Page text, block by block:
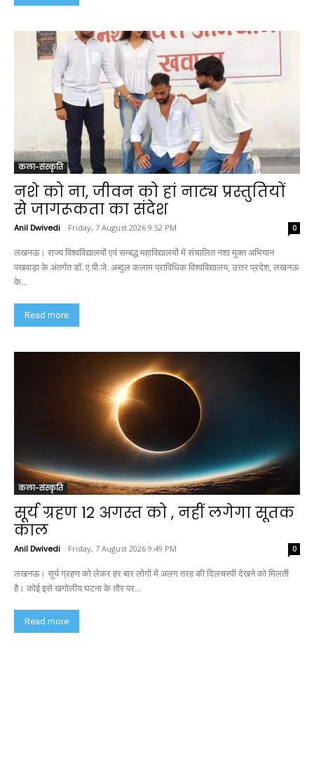
कला-संस्कृति
नशे को ना, जीवन को हां नाट्य प्रस्तुतियों
से जागरूकता का संदेश
Anil Dwivedi - Friday, 7 August 2026 9:52 PM 0
लखनऊ। राज्य विश्वविद्यालयों एवं सम्बद्ध महाविद्यालयों में संचालित नशा मुक्त अभियान
पखवाड़ा के अंतर्गत डॉ. ए.पी.जे. अब्दुल कलाम प्राविधिक विश्वविद्यालय, उत्तर प्रदेश, लखनऊ
के...
Read more
कला-संस्कृति
सूर्य ग्रहण 12 अगस्त को , नहीं लगेगा सूतक
काल
Anil Dwivedi - Friday, 7 August 2026 9:49 PM 0
लखनऊ। सूर्य ग्रहण को लेकर हर बार लोगों में अलग तरह की दिलचस्पी देखने को मिलती
है। कोई इसे खगोलीय घटना के तौर पर...
Read more